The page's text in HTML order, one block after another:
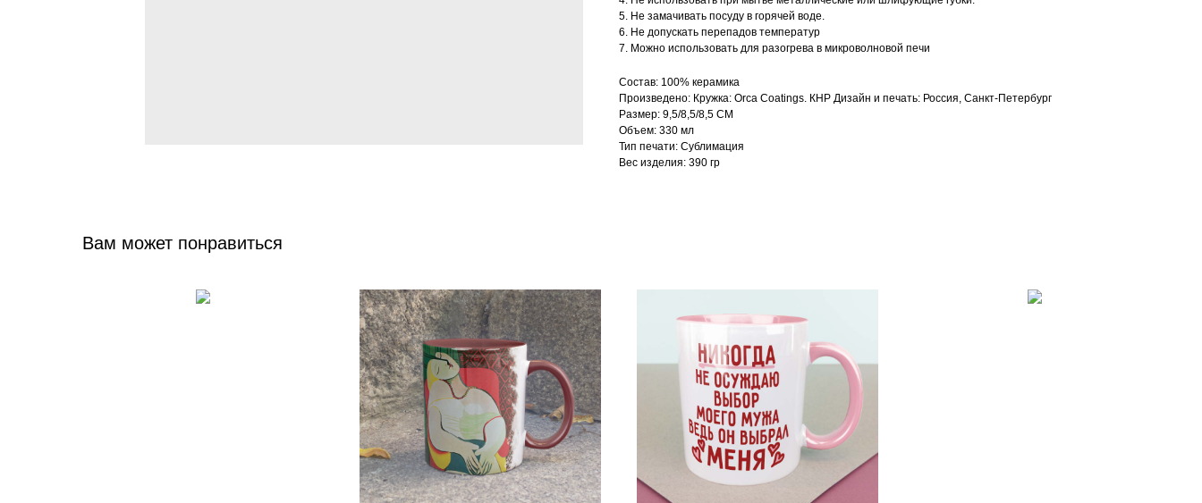
5. Не замачивать посуду в горячей воде.
6. Не допускать перепадов температур
7. Можно использовать для разогрева в микроволновой печи
Состав: 100% керамика
Произведено: Кружка: Orca Coatings. КНР Дизайн и печать: Россия, Санкт-Петербург
Размер: 9,5/8,5/8,5 СМ
Объем: 330 мл
Тип печати: Сублимация
Вес изделия: 390 гр
Вам может понравиться